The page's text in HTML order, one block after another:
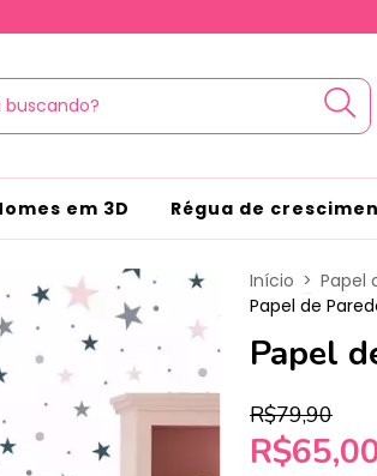
em 3D Régua de
Início > Papel
Papel de
Papel
R$79,90